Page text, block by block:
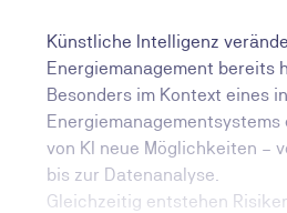
Künstliche Intelligenz
Energiemanagement bereits
Besonders im Kontext eines
von KI neue Möglichkeiten –
bis zur Datenanalyse.
Gleichzeitig entstehen